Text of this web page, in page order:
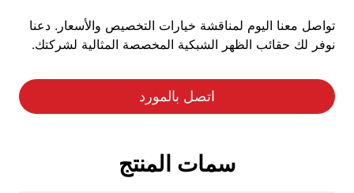
تواصل معنا اليوم لمناقشة خيارات التخصيص والأسعار. دعنا
نوفر لك حقائب الظهر الشبكية المخصصة المثالية لشركتك.
اتصل بالمورد
سمات المنتج